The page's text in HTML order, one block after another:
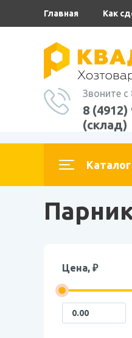
Главная Как
Звоните
8
(склад)
Главная
Цена, ₽